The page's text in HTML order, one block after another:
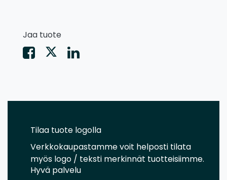
Jaa tuote
Tilaa tuote logolla
Verkkokaupastamme voit helposti tilata
myös logo / teksti merkinnät tuotteisiimme.
Hyvä palvelu